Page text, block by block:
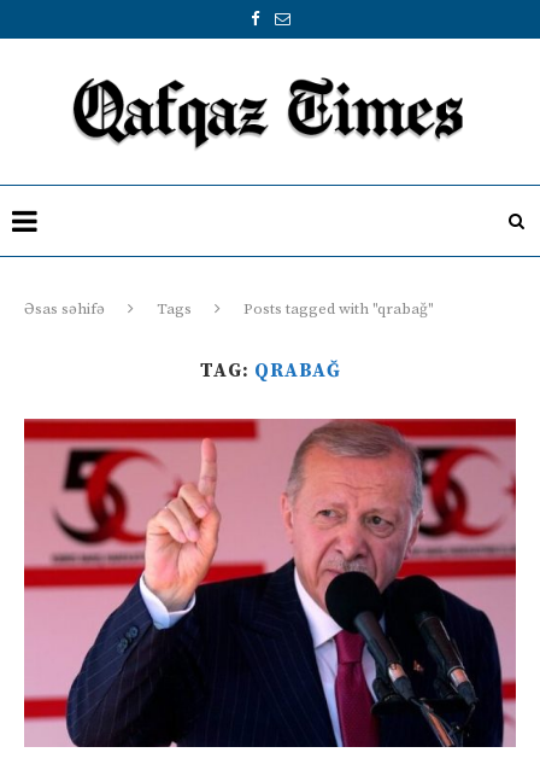
Əsas səhifə Tags Posts tagged with "qrabağ"
TAG: QRABAĞ